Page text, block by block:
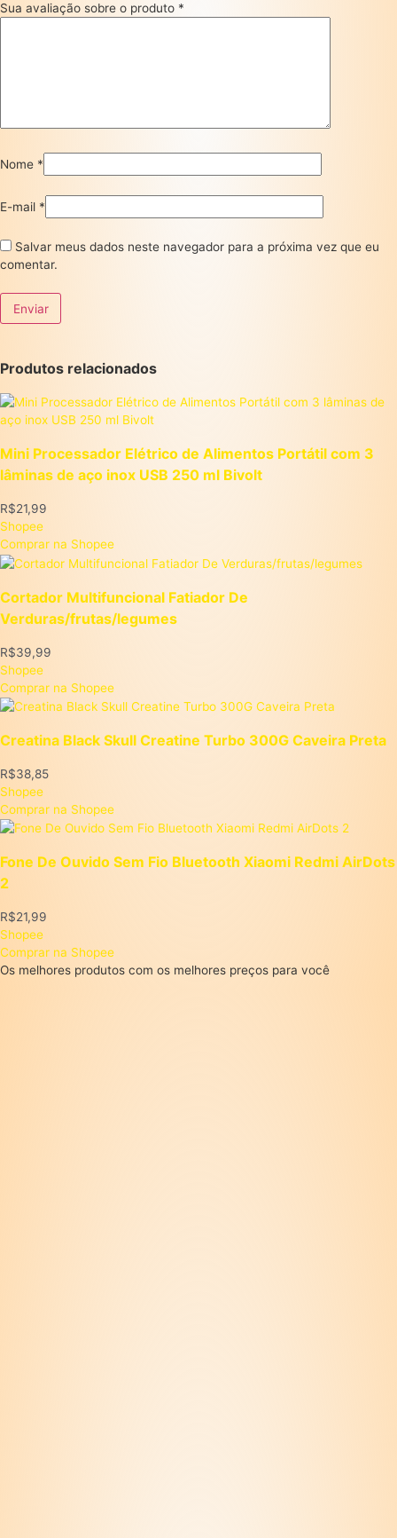
Sua avaliação sobre o produto *
Nome *
E-mail *
Salvar meus dados neste navegador para a próxima vez que eu
comentar.
Produtos relacionados
Mini Processador Elétrico de Alimentos Portátil com 3
lâminas de aço inox USB 250 ml Bivolt
R$21,99
Shopee
Comprar na Shopee
Cortador Multifuncional Fatiador De
Verduras/frutas/legumes
R$39,99
Shopee
Comprar na Shopee
Creatina Black Skull Creatine Turbo 300G Caveira Preta
R$38,85
Shopee
Comprar na Shopee
Fone De Ouvido Sem Fio Bluetooth Xiaomi Redmi AirDots
2
R$21,99
Shopee
Comprar na Shopee
Os melhores produtos com os melhores preços para você